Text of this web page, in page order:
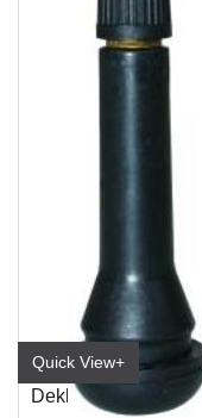
Quick View+